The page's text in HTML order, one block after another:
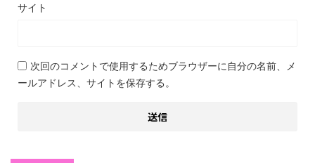
サイト
次回のコメントで使用するためブラウザーに自分の名前、メ
ールアドレス、サイトを保存する。